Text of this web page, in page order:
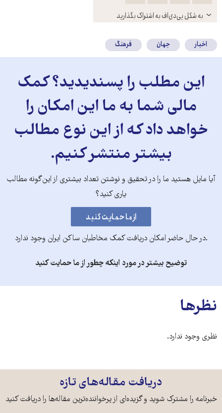
باز
کنید
به شکل پی‌دی‌اف به اشتراک بگذارید
اخبار جهان فرهنگ
این مطلب را پسندیدید؟ کمک
مالی شما به ما این امکان را
خواهد داد که از این نوع مطالب
بیشتر منتشر کنیم.
آیا مایل هستید ما را در تحقیق و نوشتن تعداد بیشتری از این‌گونه مطالب
یاری کنید؟
.در حال حاضر امکان دریافت کمک مخاطبان ساکن ایران وجود ندارد
توضیح بیشتر در مورد اینکه چطور از ما حمایت کنید
نظرها
نظری وجود ندارد.
دریافت مقاله‌های تازه
خبرنامه را مشترک شوید و گزیده‌ای از پرخواننده‌ترین مقاله‌ها را دریافت کنید